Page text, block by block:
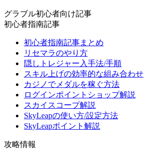
グラブル初心者向け記事
初心者指南記事
初心者指南記事まとめ
リセマラのやり方
隠しトレジャー入手法/手順
スキル上げの効率的な組み合わせ
カジノでメダルを稼ぐ方法
ログインポイントショップ解説
スカイスコープ解説
SkyLeapの使い方/設定方法
SkyLeapポイント解説
攻略情報